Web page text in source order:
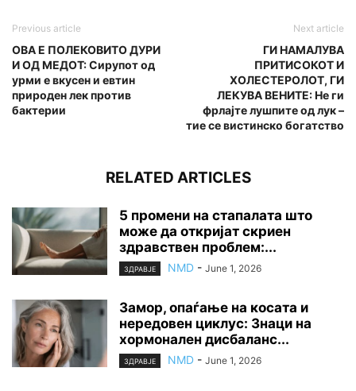
Previous article
ОВА Е ПОЛЕКОВИТО ДУРИ
И ОД МЕДОТ: Сирупот од
урми е вкусен и евтин
природен лек против
бактерии
Next article
ГИ НАМАЛУВА
ПРИТИСОКОТ И
ХОЛЕСТЕРОЛОТ, ГИ
ЛЕКУВА ВЕНИТЕ: Не ги
фрлајте лушпите од лук –
тие се вистинско богатство
RELATED ARTICLES
5 промени на стапалата што
може да откријат скриен
здравствен проблем:...
ЗДРАВЈЕ NMD - June 1, 2026
Замор, опаѓање на косата и
нередовен циклус: Знаци на
хормонален дисбаланс...
ЗДРАВЈЕ NMD - June 1, 2026